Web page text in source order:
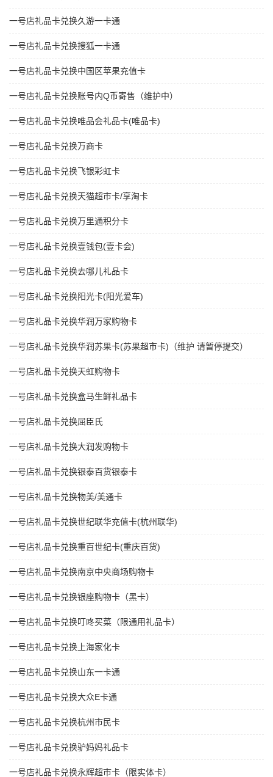
一号店礼品卡兑换久游一卡通
一号店礼品卡兑换搜狐一卡通
一号店礼品卡兑换中国区苹果充值卡
一号店礼品卡兑换账号内Q币寄售（维护中）
一号店礼品卡兑换唯品会礼品卡(唯品卡)
一号店礼品卡兑换万商卡
一号店礼品卡兑换飞银彩虹卡
一号店礼品卡兑换天猫超市卡/享淘卡
一号店礼品卡兑换万里通积分卡
一号店礼品卡兑换壹钱包(壹卡会)
一号店礼品卡兑换去哪儿礼品卡
一号店礼品卡兑换阳光卡(阳光爱车)
一号店礼品卡兑换华润万家购物卡
一号店礼品卡兑换华润苏果卡(苏果超市卡)（维护 请暂停提交）
一号店礼品卡兑换天虹购物卡
一号店礼品卡兑换盒马生鲜礼品卡
一号店礼品卡兑换屈臣氏
一号店礼品卡兑换大润发购物卡
一号店礼品卡兑换银泰百货银泰卡
一号店礼品卡兑换物美/美通卡
一号店礼品卡兑换世纪联华充值卡(杭州联华)
一号店礼品卡兑换重百世纪卡(重庆百货)
一号店礼品卡兑换南京中央商场购物卡
一号店礼品卡兑换银座购物卡（黑卡）
一号店礼品卡兑换叮咚买菜（限通用礼品卡）
一号店礼品卡兑换上海家化卡
一号店礼品卡兑换山东一卡通
一号店礼品卡兑换大众E卡通
一号店礼品卡兑换杭州市民卡
一号店礼品卡兑换驴妈妈礼品卡
一号店礼品卡兑换永辉超市卡（限实体卡）